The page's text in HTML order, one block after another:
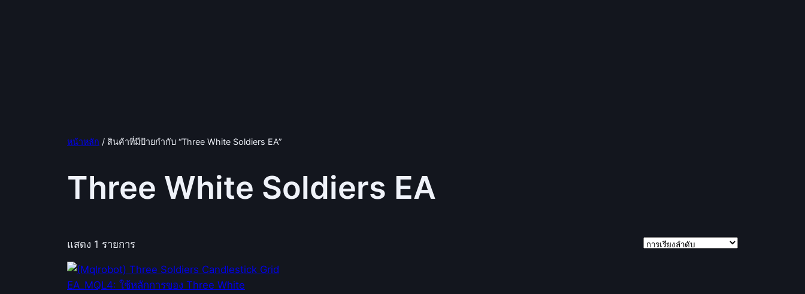
หน้าหลัก / สินค้าที่มีป้ายกำกับ “Three White Soldiers EA”
Three White Soldiers EA
แสดง 1 รายการ